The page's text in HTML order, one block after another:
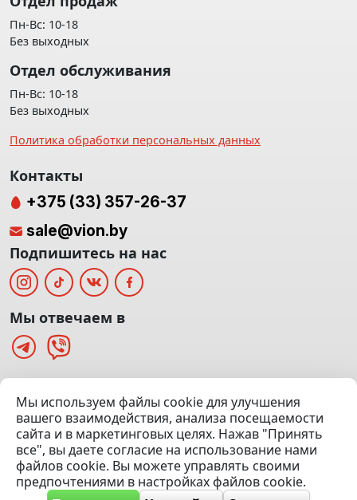
(Офис: 5 этаж | Осмотр авто: 5 этаж)
Посмотреть на карте
© 2020 — 2026 VION.BY — Продажа, выкуп и обмен | УНП
192961100 |Эвакуатор Минск
Пн-Вс: 10-18
Без выходных
Отдел обслуживания
Пн-Вс: 10-18
Без выходных
Политика обработки персональных данных
Мы используем файлы cookie для улучшения
вашего взаимодействия, анализа посещаемости
сайта и в маркетинговых целях. Нажав "Принять
все", вы даете согласие на использование нами
файлов cookie. Вы можете управлять своими
предпочтениями в настройках файлов cookie.
Контакты
+375 (33) 357-26-37
sale@vion.by
Подпишитесь на нас
Мы отвечаем в